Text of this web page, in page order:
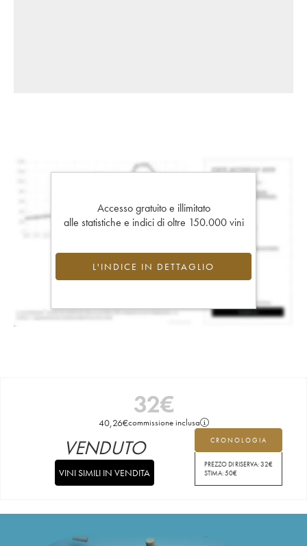
Accesso gratuito e illimitato
alle statistiche e indici di oltre 150.000 vini
L'INDICE IN DETTAGLIO
32€
40,26€commissione inclusa
CRONOLOGIA
PREZZO DI RISERVA:32€
STIMA:50€
VENDUTO
VINI SIMILI IN VENDITA